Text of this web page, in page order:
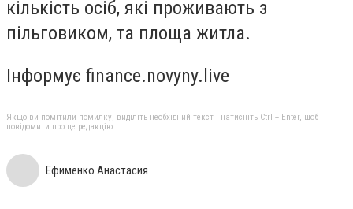
кількість осіб, які проживають з
пільговиком, та площа житла.
Інформує finance.novyny.live
Якщо ви помітили помилку, виділіть необхідний текст і натисніть Ctrl + Enter, щоб
повідомити про це редакцію
Ефименко Анастасия